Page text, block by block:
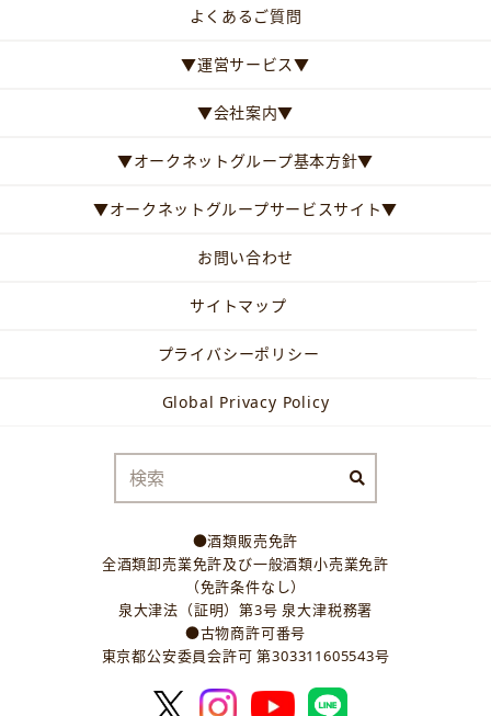
よくあるご質問
▼運営サービス▼
▼会社案内▼
▼オークネットグループ基本方針▼
▼オークネットグループサービスサイト▼
お問い合わせ
サイトマップ
プライバシーポリシー
Global Privacy Policy
●酒類販売免許
全酒類卸売業免許及び一般酒類小売業免許
（免許条件なし）
泉大津法（証明）第3号 泉大津税務署
●古物商許可番号
東京都公安委員会許可 第303311605543号